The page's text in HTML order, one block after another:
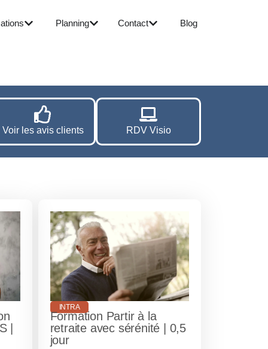
Planning Contact Blog
Voir les avis clients RDV Visio
|
INTRA
Formation Partir à la
retraite avec sérénité | 0,5
jour